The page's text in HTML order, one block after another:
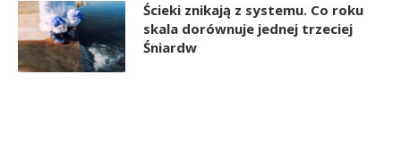
Ścieki znikają z systemu. Co roku
skala dorównuje jednej trzeciej
Śniardw